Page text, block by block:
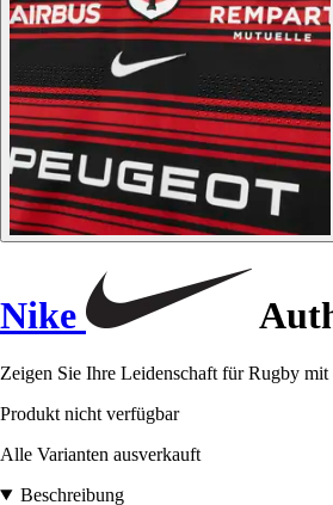
Nike
Zeigen Sie Ihre Leidenschaft für Rugby
Produkt nicht verfügbar
Alle Varianten ausverkauft
Beschreibung